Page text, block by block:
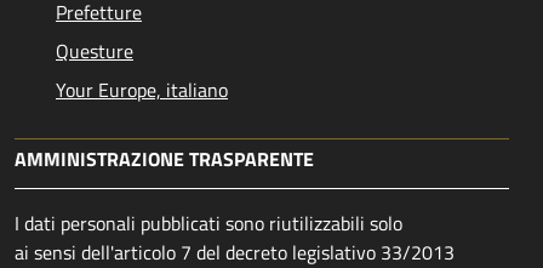
Prefetture
Questure
Your Europe, italiano
AMMINISTRAZIONE TRASPARENTE
I dati personali pubblicati sono riutilizzabili solo
ai sensi dell'articolo 7 del decreto legislativo 33/2013